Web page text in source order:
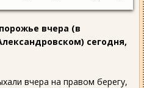
вчера (в
сегодня,
вчера на правом берегу,